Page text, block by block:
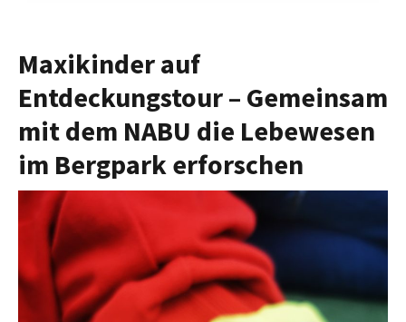
Maxikinder auf
Entdeckungstour – Gemeinsam
mit dem NABU die Lebewesen
im Bergpark erforschen